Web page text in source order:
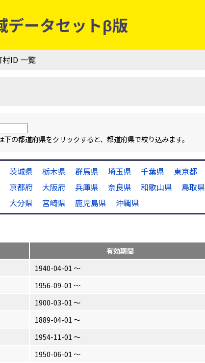
データセットβ版
村ID 一覧
の都道府県をクリックすると、都道府県で絞り込みます。
茨城県 栃木県 群馬県 埼玉県 千葉県 東京都
京都府 大阪府 兵庫県 奈良県 和歌山県 鳥取県
大分県 宮崎県 鹿児島県 沖縄県
有効期間
1940-04-01 〜
1956-09-01 〜
1900-03-01 〜
1889-04-01 〜
1954-11-01 〜
1950-06-01 〜